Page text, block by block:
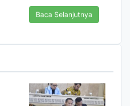
Baca Selanjutnya